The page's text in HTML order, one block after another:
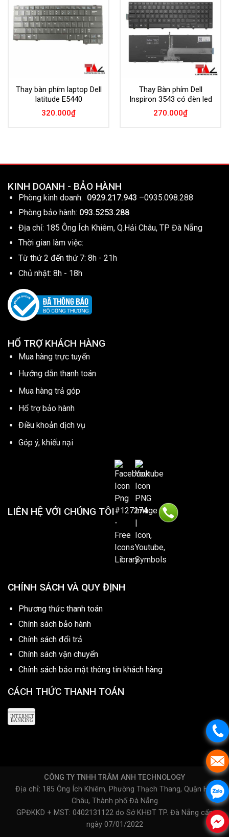
Add to
Wishlist
Thay bàn phím laptop Dell
latitude E5440
320.000₫
Add to
Wishlist
Thay Bàn phím Dell
Inspiron 3543 có đèn led
270.000₫
KINH DOANH - BẢO HÀNH
Phòng kinh doanh: 0929.217.943 –0935.098.288
Phòng bảo hành: 093.5253.288
Địa chỉ: 185 Ông Ích Khiêm, Q.Hải Châu, TP Đà Nẵng
Thời gian làm việc:
Từ thứ 2 đến thứ 7: 8h - 21h
Chủ nhật: 8h - 18h
HỔ TRỢ KHÁCH HÀNG
Mua hàng trực tuyến
Hướng dẫn thanh toán
Mua hàng trả góp
Hổ trợ bảo hành
Điều khoản dịch vụ
Góp ý, khiếu nại
LIÊN HỆ VỚI CHÚNG TÔI
CHÍNH SÁCH VÀ QUY ĐỊNH
Phương thức thanh toán
Chính sách bảo hành
Chính sách đổi trả
Chính sách vận chuyển
Chính sách bảo mật thông tin khách hàng
CÁCH THỨC THANH TOÁN
CÔNG TY TNHH TRÂM ANH TECHNOLOGY
Địa chỉ: 185 Ông Ích Khiêm, Phường Thạch Thang, Quận Hải
Châu, Thành phố Đà Nẵng
GPĐKKD + MST: 0402131122 do Sở KHĐT TP. Đà Nẵng cấp
ngày 07/01/2022